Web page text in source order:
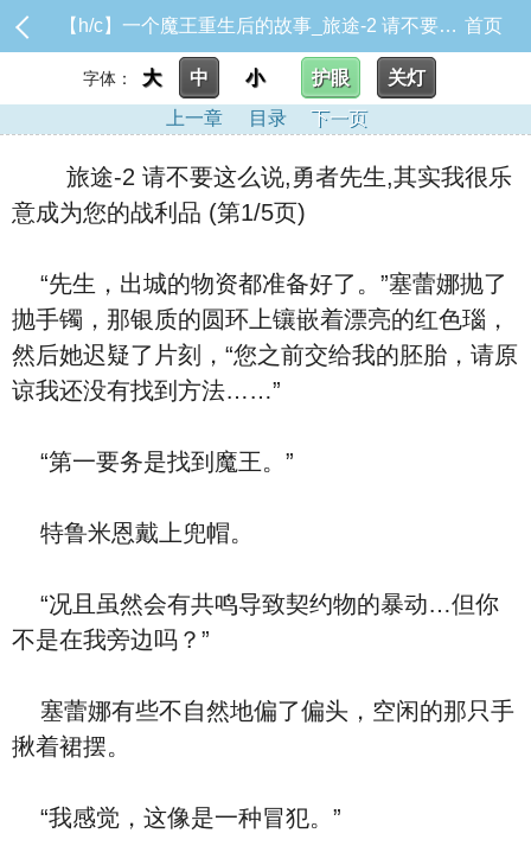
【h/c】一个魔王重生后的故事_旅途-2 请不要这么说,勇者先生,其实我很乐意成为您的战利品 首页
字体： 大 中 小 护眼
关灯
上一章
目录 下一页
旅途-2 请不要这么说,勇者先生,其实我很乐
意成为您的战利品 (第1/5页)
“先生，出城的物资都准备好了。”塞蕾娜抛了
抛手镯，那银质的圆环上镶嵌着漂亮的红色瑙，
然后她迟疑了片刻，“您之前交给我的胚胎，请原
谅我还没有找到方法……”
“第一要务是找到魔王。”
特鲁米恩戴上兜帽。
“况且虽然会有共鸣导致契约物的暴动…但你
不是在我旁边吗？”
塞蕾娜有些不自然地偏了偏头，空闲的那只手
揪着裙摆。
“我感觉，这像是一种冒犯。”